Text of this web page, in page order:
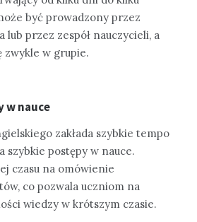
być prowadzony przez
lub przez zespół nauczycieli, a
zwykle w grupie.
w nauce
zakłada szybkie tempo
szybkie postępy w nauce.
czasu na omówienie
co pozwala uczniom na
wiedzy w krótszym czasie.